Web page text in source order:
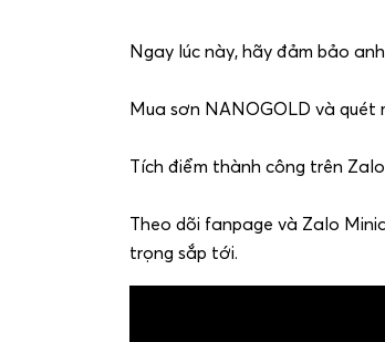
Ngay lúc này, hãy đảm bảo
Mua sơn NANOGOLD và quét
Tích điểm thành công trên
Theo dõi fanpage và Zalo
trọng sắp tới.